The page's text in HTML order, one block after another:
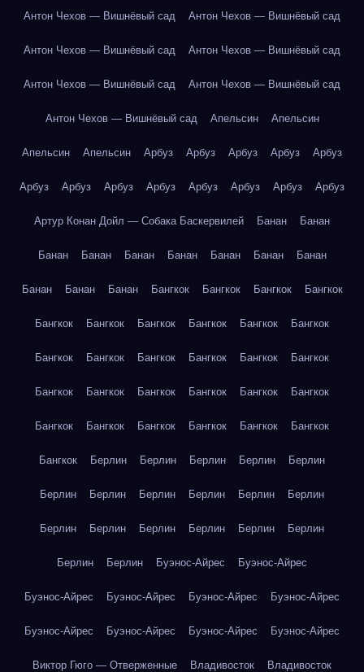
Антон Чехов — Вишнёвый сад Антон Чехов — Вишнёвый сад
Антон Чехов — Вишнёвый сад Антон Чехов — Вишнёвый сад
Антон Чехов — Вишнёвый сад Антон Чехов — Вишнёвый сад
Антон Чехов — Вишнёвый сад Апельсин Апельсин
Апельсин Апельсин Арбуз Арбуз Арбуз Арбуз Арбуз
Арбуз Арбуз Арбуз Арбуз Арбуз Арбуз Арбуз Арбуз
Артур Конан Дойл — Собака Баскервилей Банан Банан
Банан Банан Банан Банан Банан Банан Банан
Банан Банан Банан Бангкок Бангкок Бангкок Бангкок
Бангкок Бангкок Бангкок Бангкок Бангкок Бангкок
Бангкок Бангкок Бангкок Бангкок Бангкок Бангкок
Бангкок Бангкок Бангкок Бангкок Бангкок Бангкок
Бангкок Бангкок Бангкок Бангкок Бангкок Бангкок
Бангкок Берлин Берлин Берлин Берлин Берлин
Берлин Берлин Берлин Берлин Берлин Берлин
Берлин Берлин Берлин Берлин Берлин Берлин
Берлин Берлин Буэнос-Айрес Буэнос-Айрес
Буэнос-Айрес Буэнос-Айрес Буэнос-Айрес Буэнос-Айрес
Буэнос-Айрес Буэнос-Айрес Буэнос-Айрес Буэнос-Айрес
Виктор Гюго — Отверженные Владивосток Владивосток